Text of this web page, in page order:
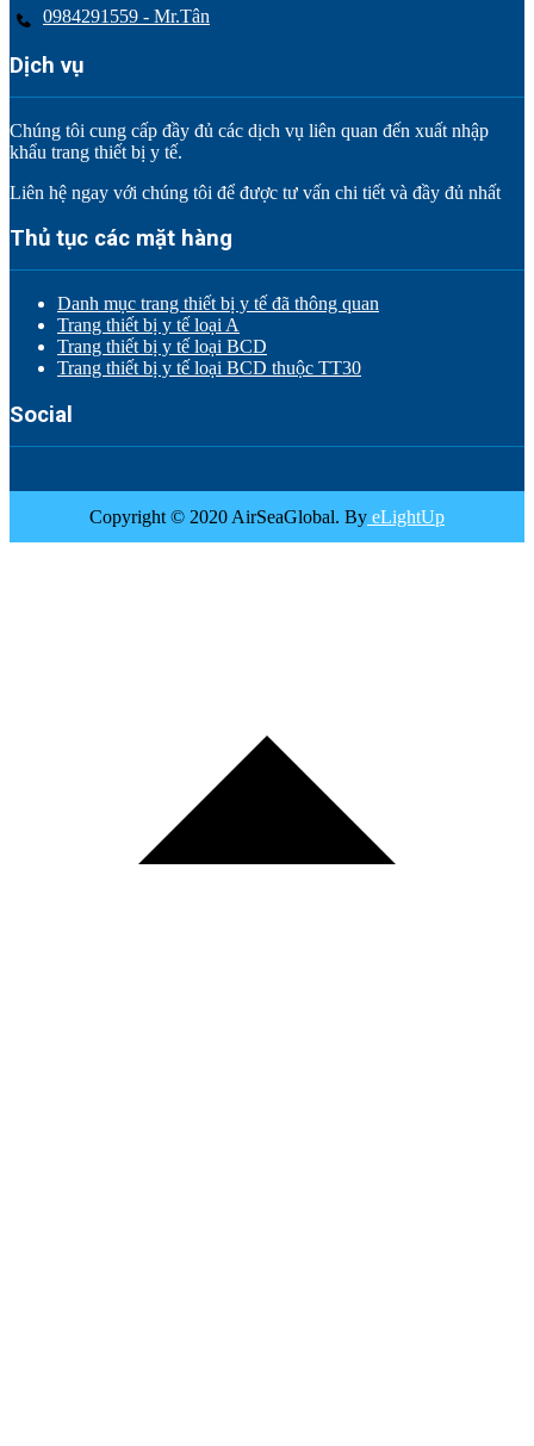
0984291559 - Mr.Tân
Dịch vụ
Chúng tôi cung cấp đầy đủ các dịch vụ liên quan đến xuất nhập
khẩu trang thiết bị y tế.
Liên hệ ngay với chúng tôi để được tư vấn chi tiết và đầy đủ nhất
Thủ tục các mặt hàng
Danh mục trang thiết bị y tế đã thông quan
Trang thiết bị y tế loại A
Trang thiết bị y tế loại BCD
Trang thiết bị y tế loại BCD thuộc TT30
Social
Copyright © 2020 AirSeaGlobal. By eLightUp